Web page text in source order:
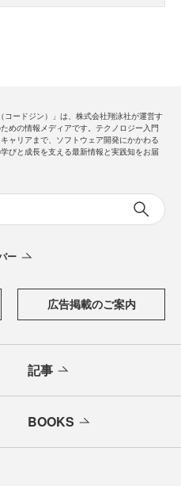
コードジン）」は、株式会社翔泳社が運営す
めの情報メディアです。テクノロジー入門
ャリアまで、ソフトウェア開発にかかわる
びと成長を支える最新情報と実践知をお届
ー
広告掲載のご案内
記事
BOOKS